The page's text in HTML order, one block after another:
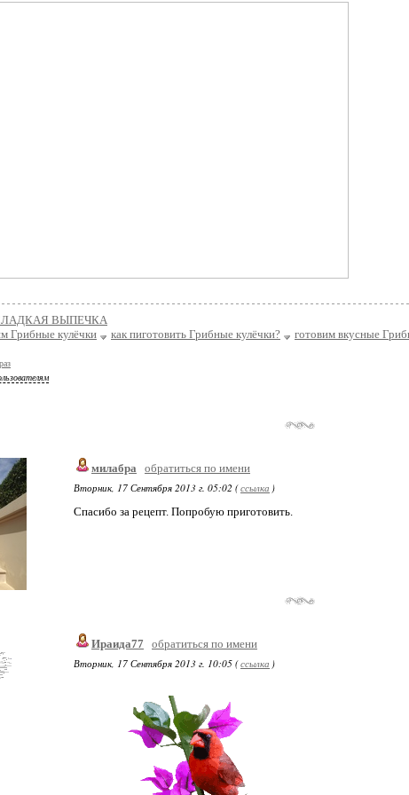
ВЫПЕЧКА
Грибные кулёчки как пиготовить Грибные кулёчки? готовим вкусные
милабра
обратиться по имени
Вторник, 17 Сентября 2013 г. 05:02 (ссылка )
Спасибо за рецепт. Попробую приготовить.
Ираида77
обратиться по имени
Вторник, 17 Сентября 2013 г. 10:05 (ссылка )